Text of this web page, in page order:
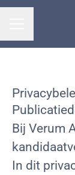
Bij Verum
In dit